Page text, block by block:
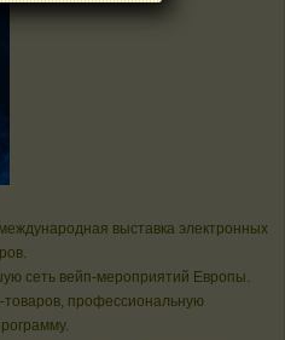
выставка электронных
сеть вейп-мероприятий Европы.
профессиональную